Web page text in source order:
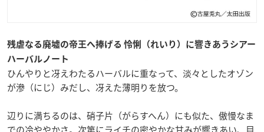
残虐なる廃墟の帝王へ捧げる 怜悧（れいり）に響きあうシアー
ハーバルノート
ひんやりと冴えわたるハーバルに重なって、淡々としたオゾン
が滲（にじ）みだし、冴えた薄明りを放つ。
辺りに満ちるのは、硝子片（がらすへん）にも似た、傲慢なま